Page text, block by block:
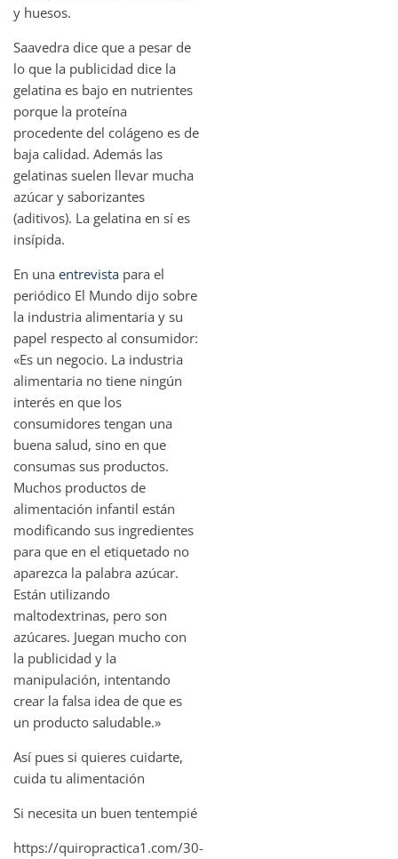
y huesos.
Saavedra dice que a pesar de
lo que la publicidad dice la
gelatina es bajo en nutrientes
porque la proteína
procedente del colágeno es de
baja calidad. Además las
gelatinas suelen llevar mucha
azúcar y saborizantes
(aditivos). La gelatina en sí es
insípida.
En una entrevista para el
periódico El Mundo dijo sobre
la industria alimentaria y su
papel respecto al consumidor:
«Es un negocio. La industria
alimentaria no tiene ningún
interés en que los
consumidores tengan una
buena salud, sino en que
consumas sus productos.
Muchos productos de
alimentación infantil están
modificando sus ingredientes
para que en el etiquetado no
aparezca la palabra azúcar.
Están utilizando
maltodextrinas, pero son
azúcares. Juegan mucho con
la publicidad y la
manipulación, intentando
crear la falsa idea de que es
un producto saludable.»
Así pues si quieres cuidarte,
cuida tu alimentación
Si necesita un buen tentempié
https://quiropractica1.com/30-